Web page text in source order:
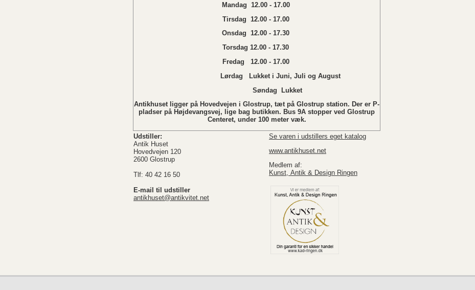
Mandag 12.00 - 17.00
Tirsdag 12.00 - 17.00
Onsdag 12.00 - 17.30
Torsdag 12.00 - 17.30
Fredag 12.00 - 17.00
Lørdag Lukket i Juni, Juli og August
Søndag Lukket
Antikhuset ligger på Hovedvejen i Glostrup, tæt på Glostrup station. Der er P-
pladser på Højdevangsvej, lige bag butikken. Bus 9A stopper ved Glostrup
Centeret, under 100 meter væk.
Udstiller:
Antik Huset
Hovedvejen 120
2600 Glostrup
Tlf: 40 42 16 50
E-mail til udstiller
antikhuset@antikvitet.net
Se varen i udstillers eget katalog
www.antikhuset.net
Medlem af:
Kunst, Antik & Design Ringen